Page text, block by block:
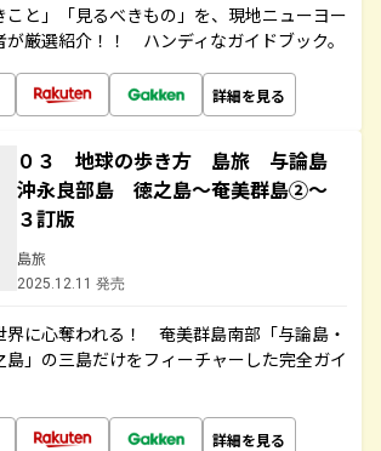
こと」「見るべきもの」を、現地ニューヨー
が厳選紹介！！ ハンディなガイドブック。
詳細を見る
０３ 地球の歩き方 島旅 与論島
沖永良部島 徳之島～奄美群島②～
３訂版
島旅
2025.12.11 発売
界に心奪われる！ 奄美群島南部「与論島・
」の三島だけをフィーチャーした完全ガイ
詳細を見る